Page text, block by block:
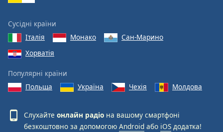
Сусідні країни
Італія
Монако
Сан-Марино
Хорватія
Популярні країни
Польща
Україна Чехія Молдова
Слухайте онлайн радіо на вашому смартфоні
безкоштовно за допомогою Android або iOS додатка!